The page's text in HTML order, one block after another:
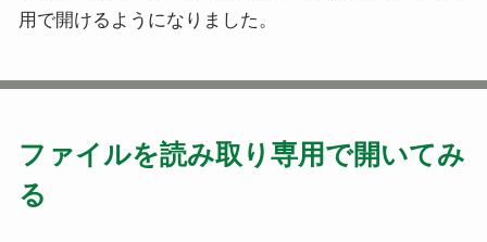
用で開けるようになりました。
ファイルを読み取り専用で開いてみ
る